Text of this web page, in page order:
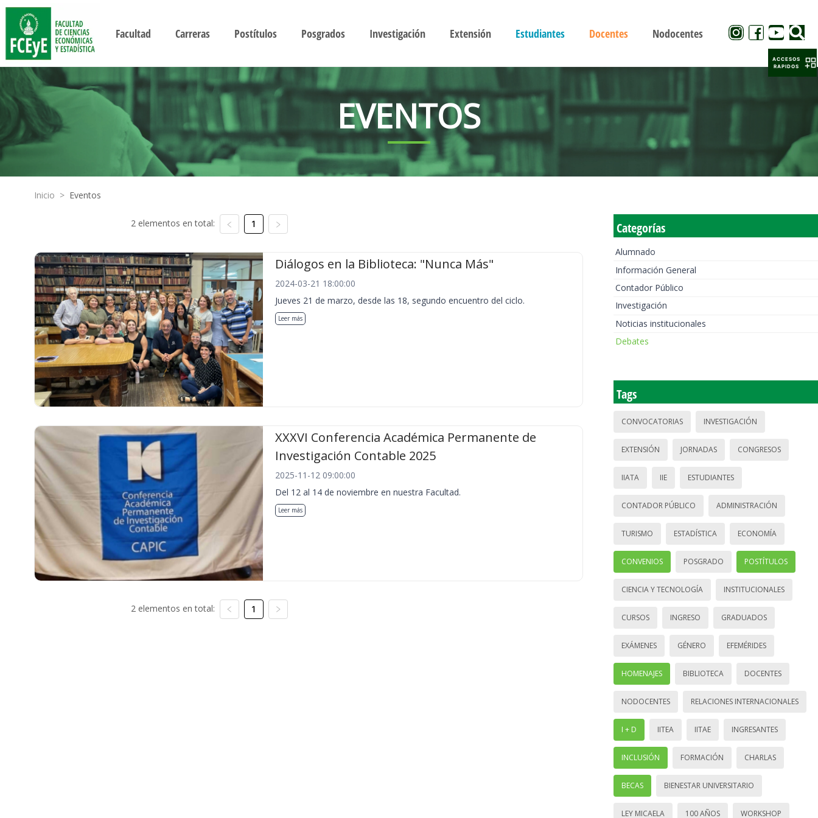
Facultad Carreras Postítulos Posgrados Investigación Extensión Estudiantes Docentes Nodocentes
EVENTOS
Inicio > Eventos
2 elementos en total: 1
Diálogos en la Biblioteca: "Nunca Más"
2024-03-21 18:00:00
Jueves 21 de marzo, desde las 18, segundo encuentro del ciclo.
Leer más
XXXVI Conferencia Académica Permanente de
Investigación Contable 2025
2025-11-12 09:00:00
Del 12 al 14 de noviembre en nuestra Facultad.
Leer más
2 elementos en total: 1
Categorías
Alumnado
Información General
Contador Público
Investigación
Noticias institucionales
Debates
Tags
CONVOCATORIAS INVESTIGACIÓN
EXTENSIÓN JORNADAS CONGRESOS
IIATA IIE ESTUDIANTES
CONTADOR PÚBLICO ADMINISTRACIÓN
TURISMO ESTADÍSTICA ECONOMÍA
CONVENIOS POSGRADO POSTÍTULOS
CIENCIA Y TECNOLOGÍA INSTITUCIONALES
CURSOS INGRESO GRADUADOS
EXÁMENES GÉNERO EFEMÉRIDES
HOMENAJES BIBLIOTECA DOCENTES
NODOCENTES RELACIONES INTERNACIONALES
I + D IITEA IITAE INGRESANTES
INCLUSIÓN FORMACIÓN CHARLAS
BECAS BIENESTAR UNIVERSITARIO
LEY MICAELA 100 AÑOS WORKSHOP
ACCESOS
RAPIDOS